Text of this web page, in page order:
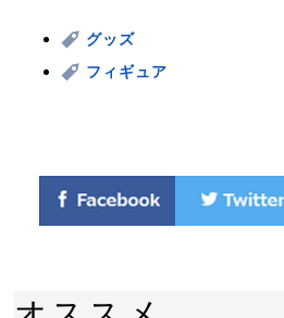
グッズ
フィギュア